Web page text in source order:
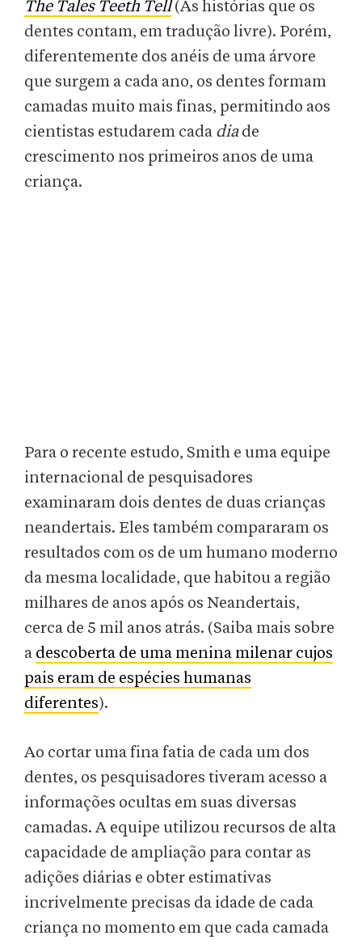
The Tales Teeth Tell(As histórias que os
dentes contam, em tradução livre). Porém,
diferentemente dos anéis de uma árvore
que surgem a cada ano, os dentes formam
camadas muito mais finas, permitindo aos
cientistas estudarem cada dia de
crescimento nos primeiros anos de uma
criança.
Para o recente estudo, Smith e uma equipe
internacional de pesquisadores
examinaram dois dentes de duas crianças
neandertais. Eles também compararam os
resultados com os de um humano moderno
da mesma localidade, que habitou a região
milhares de anos após os Neandertais,
cerca de 5 mil anos atrás. (Saiba mais sobre
a descoberta de uma menina milenar cujos
pais eram de espécies humanas
diferentes).
Ao cortar uma fina fatia de cada um dos
dentes, os pesquisadores tiveram acesso a
informações ocultas em suas diversas
camadas. A equipe utilizou recursos de alta
capacidade de ampliação para contar as
adições diárias e obter estimativas
incrivelmente precisas da idade de cada
criança no momento em que cada camada